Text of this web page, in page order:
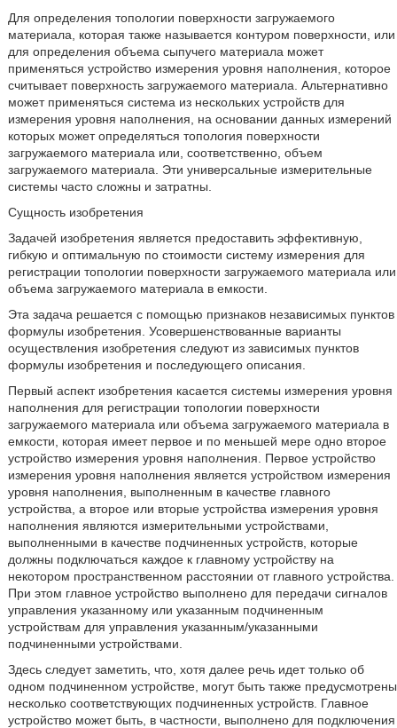
Для определения топологии поверхности загружаемого
материала, которая также называется контуром поверхности, или
для определения объема сыпучего материала может
применяться устройство измерения уровня наполнения, которое
считывает поверхность загружаемого материала. Альтернативно
может применяться система из нескольких устройств для
измерения уровня наполнения, на основании данных измерений
которых может определяться топология поверхности
загружаемого материала или, соответственно, объем
загружаемого материала. Эти универсальные измерительные
системы часто сложны и затратны.
Сущность изобретения
Задачей изобретения является предоставить эффективную,
гибкую и оптимальную по стоимости систему измерения для
регистрации топологии поверхности загружаемого материала или
объема загружаемого материала в емкости.
Эта задача решается с помощью признаков независимых пунктов
формулы изобретения. Усовершенствованные варианты
осуществления изобретения следуют из зависимых пунктов
формулы изобретения и последующего описания.
Первый аспект изобретения касается системы измерения уровня
наполнения для регистрации топологии поверхности
загружаемого материала или объема загружаемого материала в
емкости, которая имеет первое и по меньшей мере одно второе
устройство измерения уровня наполнения. Первое устройство
измерения уровня наполнения является устройством измерения
уровня наполнения, выполненным в качестве главного
устройства, а второе или вторые устройства измерения уровня
наполнения являются измерительными устройствами,
выполненными в качестве подчиненных устройств, которые
должны подключаться каждое к главному устройству на
некотором пространственном расстоянии от главного устройства.
При этом главное устройство выполнено для передачи сигналов
управления указанному или указанным подчиненным
устройствам для управления указанным/указанными
подчиненными устройствами.
Здесь следует заметить, что, хотя далее речь идет только об
одном подчиненном устройстве, могут быть также предусмотрены
несколько соответствующих подчиненных устройств. Главное
устройство может быть, в частности, выполнено для подключения